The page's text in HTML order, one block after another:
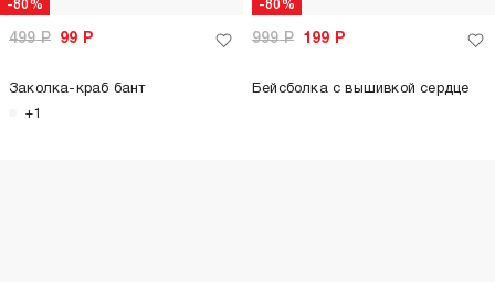
-80%
499Р 99 Р
Заколка-краб бант
+1
-80%
999Р 199 Р
Бейсболка с вышивкой сердце